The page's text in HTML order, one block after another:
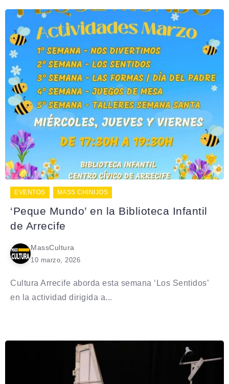
EVENTOS MASS CHINIJOS
‘Peque Mundo’ en la Biblioteca Infantil
de Arrecife
MassCultura
10 marzo, 2026
Cultura Arrecife aborda esta semana ‘Los Sentidos’
en la actividad dirigida a...